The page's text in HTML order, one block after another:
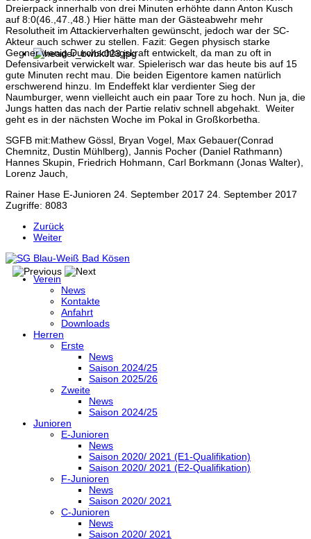
Dreierpack innerhalb von drei Minuten erhöhte dann Anton Kusch
auf 8:0(46.,47.,48.) Hier hätte man der Gästeabwehr mehr
Resolutheit im Attackierverhalten gewünscht, jedoch war der SC-
Akteur auch schwer zu stellen. Fazit: Gegen physisch starke
Gegner wenig Durchschlagskraft entwickelt, da man zu oft in
Defensivarbeit verwickelt war. Spielerisch war das heute bis auf 15
gute Minuten recht mau. Die beiden Eigentore kamen natürlich
erschwerend hinzu. Im Endeffekt klar verdienter Sieg der
Naumburger, wenn vielleicht auch ein paar Tore zu hoch. Nun ja, die
Jungs hatten das nach der Partie relativ schnell abgehakt. Weiter
geht es in der nächsten Woche im Pokal in Großkorbetha.
SGFB mit:Mathew Gössl, Bryan Vogel, Max Gebauer(Conrad
Chemnitz, Dustin Mühlberg), Jannis Pocher (Daniel Rathmann)
Hannes Skupin, Friedrich Hohmann, Carl Borkmann (Jonas Walter),
Lorenz Jauch,
Rainer Hase E-Junioren 24. September 2017 24. September 2017
Zugriffe: 8083
Zurück
Weiter
Verein
News
Kontakte
Anfahrt
Downloads
Herren
Erste
News
Saison 2024/25
Saison 2025/26
Zweite
News
Saison 2024/25
Junioren
E-Junioren
News
Saison 2020/ 2021 (E1-Qualifikation)
Saison 2020/ 2021 (E2-Qualifikation)
F-Junioren
News
Saison 2020/ 2021
C-Junioren
News
Saison 2020/ 2021